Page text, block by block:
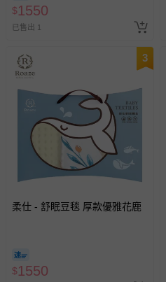
$1550
已售出 1
3
柔仕 - 舒眠豆毯 厚款優雅花鹿
$1550